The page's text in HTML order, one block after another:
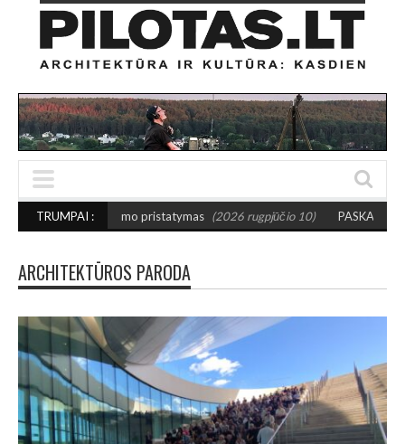
TRUMPAI :
pristatymas (2026 rugpjūčio 10) PASKATA KURTI DRĄSIAU:
ARCHITEKTŪROS PARODA